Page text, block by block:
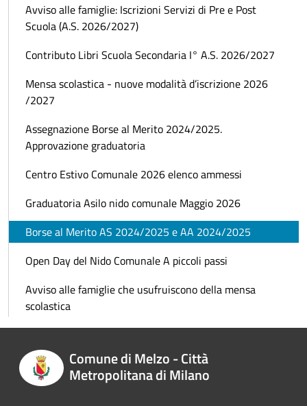
Avviso alle famiglie: Iscrizioni Servizi di Pre e Post
Scuola (A.S. 2026/2027)
Contributo Libri Scuola Secondaria I° A.S. 2026/2027
Mensa scolastica - nuove modalità d’iscrizione 2026
/2027
Assegnazione Borse al Merito 2024/2025.
Approvazione graduatoria
Centro Estivo Comunale 2026 elenco ammessi
Graduatoria Asilo nido comunale Maggio 2026
Borse al Merito AS 2024/2025 e AA 2024/2025
Open Day del Nido Comunale A piccoli passi
Avviso alle famiglie che usufruiscono della mensa
scolastica
Comune di Melzo - Città
Metropolitana di Milano